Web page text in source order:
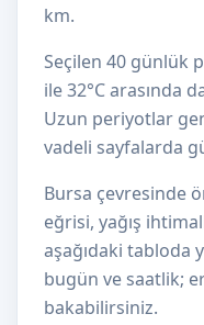
km.
Seçilen 40 günlük
ile 32°C arasında
Uzun periyotlar
vadeli sayfalarda
Bursa çevresinde
eğrisi, yağış
aşağıdaki tabloda
bugün ve saatlik;
bakabilirsiniz.